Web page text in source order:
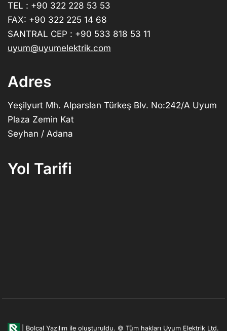
TEL : +90 322 228 53 53
FAX: +90 322 225 14 68
SANTRAL CEP : +90 533 818 53 11
uyum@uyumelektrik.com
Adres
Yeşilyurt Mh. Alparslan Türkeş Blv. No:242/A Uyum
Plaza Zemin Kat
Seyhan / Adana
Yol Tarifi
Bolcal Yazılım ile oluşturuldu. © Tüm hakları Uyum Elektrik Ltd.